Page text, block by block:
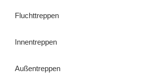
Fluchttreppen
Innentreppen
Außentreppen